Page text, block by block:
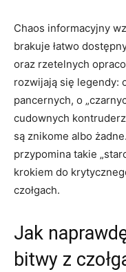
Chaos informacyjny
brakuje łatwo
oraz rzetelnych
rozwijają się legendy:
pancernych, o
cudownych
są znikome albo
przypomina takie
krokiem do
czołgach.
Jak
bitwy z